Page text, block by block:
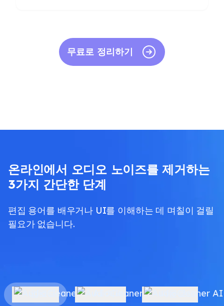
무료로 정리하기
온라인에서 오디오 노이즈를 제거하는
3가지 간단한 단계
편집 용어를 배우거나 UI를 이해하는 데 며칠이 걸릴
필요가 없습니다.